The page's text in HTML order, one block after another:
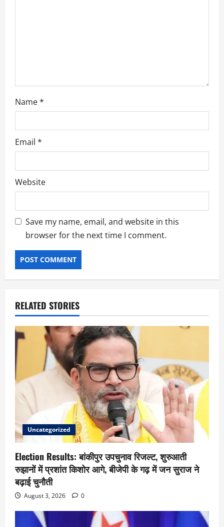
Name*
Email *
Website
Save my name, email, and website in this
browser for the next time I comment.
RELATED STORIES
Uncategorized
Election Results: बांकीपुर उपचुनाव रिजल्ट, शुरुआती
रुझानों में प्रशांत किशोर आगे, बीजेपी के गढ़ में जन सुराज ने
बढ़ाई चुनौती
August 3, 2026 0